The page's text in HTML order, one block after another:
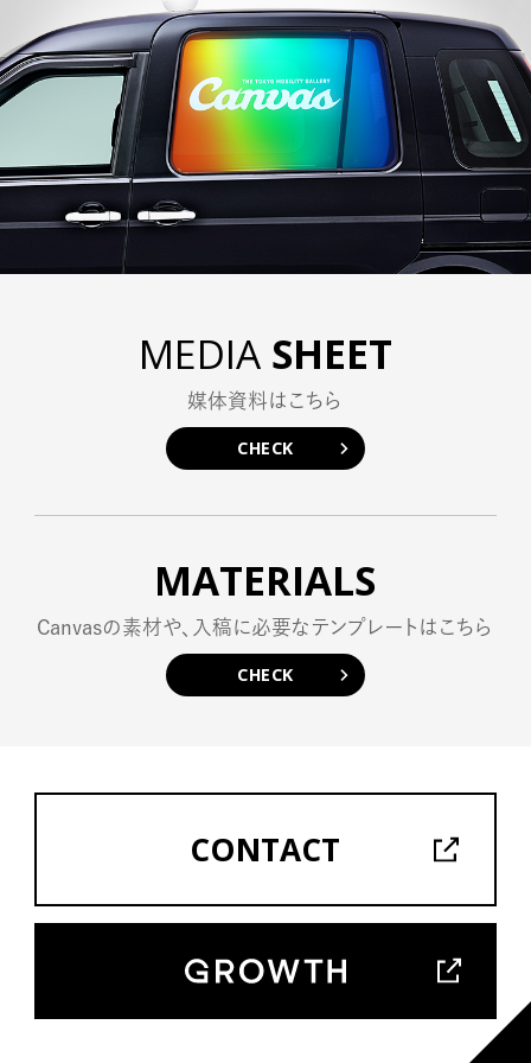
STUDY
CALENDAR
PRIVACY POLICY
MEDIA SHEET
媒体資料はこちら
CHECK
MATERIALS
Canvasの素材や、入稿に必要なテンプレートはこちら
CHECK
CONTACT